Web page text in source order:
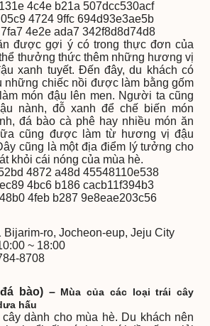
được gợi ý có trong thực đơn của
thưởng thức thêm những hương vị
xanh tuyết. Đến đây, du khách có
những chiếc nồi được làm bằng gốm
món đậu lên men. Người ta cũng
nành, đỗ xanh để chế biến món
đá bào cà phê hay nhiều món ăn
cũng được làm từ hương vị đậu
cũng là một địa điểm lý tưởng cho
khỏi cái nóng của mùa hè.
Bijarim-ro, Jocheon-eup, Jeju City
~ 18:00
8708
bào) – Mùa của các loại trái cây
hấu
dành cho mùa hè. Du khách nên